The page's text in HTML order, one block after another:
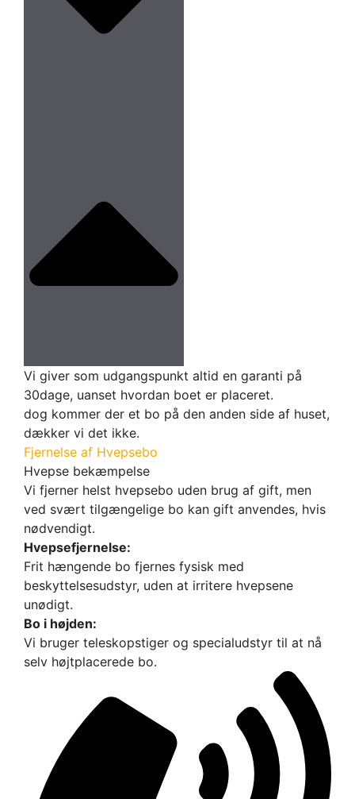
Vi giver som udgangspunkt altid en garanti på
30dage, uanset hvordan boet er placeret.
dog kommer der et bo på den anden side af huset,
dækker vi det ikke.
Fjernelse af Hvepsebo
Hvepse bekæmpelse
Vi fjerner helst hvepsebo uden brug af gift, men
ved svært tilgængelige bo kan gift anvendes, hvis
nødvendigt.
Hvepsefjernelse:
Frit hængende bo fjernes fysisk med
beskyttelsesudstyr, uden at irritere hvepsene
unødigt.
Bo i højden:
Vi bruger teleskopstiger og specialudstyr til at nå
selv højtplacerede bo.